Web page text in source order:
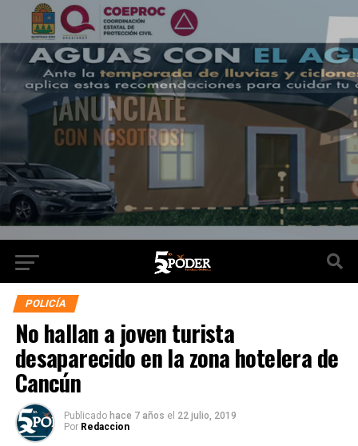
POLICÍA
No hallan a joven turista
desaparecido en la zona hotelera de
Cancún
Publicado hace 7 años el 22 julio, 2019
Por Redaccion